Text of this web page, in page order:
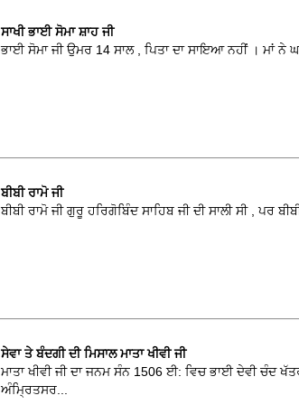
ਸਾਖੀ ਭਾਈ ਸੋਮਾ ਸ਼ਾਹ ਜੀ
ਭਾਈ ਸੋਮਾ ਜੀ ਉਮਰ 14 ਸਾਲ , ਪਿਤਾ ਦਾ ਸਾਇਆ ਨਹੀਂ । ਮਾਂ
ਬੀਬੀ ਰਾਮੋ ਜੀ
ਬੀਬੀ ਰਾਮੋ ਜੀ ਗੁਰੂ ਹਰਿਗੋਬਿੰਦ ਸਾਹਿਬ ਜੀ ਦੀ ਸਾਲੀ ਸੀ , ਪਰ
ਸੇਵਾ ਤੇ ਬੰਦਗੀ ਦੀ ਮਿਸਾਲ ਮਾਤਾ ਖੀਵੀ ਜੀ
ਮਾਤਾ ਖੀਵੀ ਜੀ ਦਾ ਜਨਮ ਸੰਨ 1506 ਈ: ਵਿਚ ਭਾਈ ਦੇਵੀ ਚੰਦ
ਅੰਮ੍ਰਿਤਸਰ...